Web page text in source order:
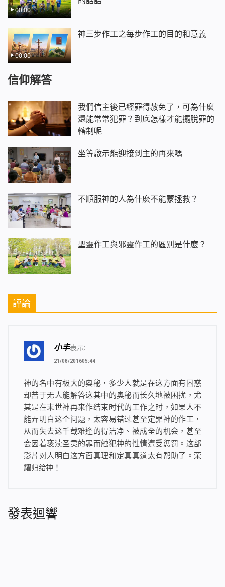
00:00
00:00
神三步作工之每步作工的目的和意義
信仰解答
我們信主後已經罪得赦免了，可為什麼
還能常常犯罪？到底怎樣才能擺脫罪的
轄制呢
坐等啟示能迎接到主的再來嗎
不順服神的人為什麽不能蒙拯救？
聖靈作工與邪靈作工的區别是什麽？
評論
小丰表示:
21/08/201605:44
神的名中有极大的奥秘，多少人就是在这方面有困惑
却苦于无人能解答这其中的奥秘而长久地被困扰，尤
其是在末世神再来作结束时代的工作之时，如果人不
能弄明白这个问题，太容易错过甚至定罪神的作工，
从而失去这千载难逢的得洁净、被成全的机会，甚至
会因着亵渎圣灵的罪而触犯神的性情遭受惩罚。这部
影片对人明白这方面真理和定真真道太有帮助了。荣
耀归给神！
發表迴響